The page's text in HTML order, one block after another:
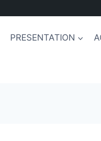
PRESENTATION